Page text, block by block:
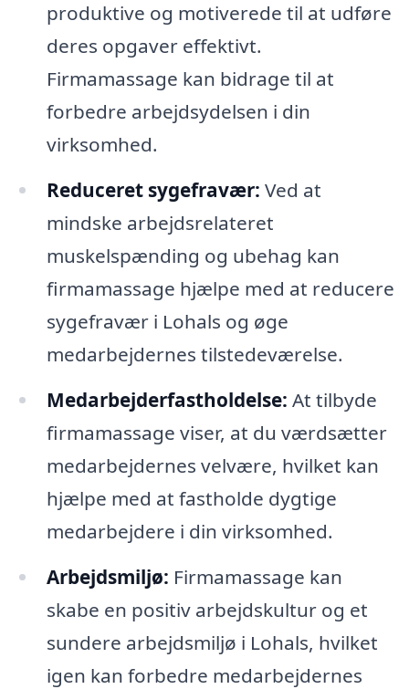
produktive og motiverede til at udføre
deres opgaver effektivt.
Firmamassage kan bidrage til at
forbedre arbejdsydelsen i din
virksomhed.
Reduceret sygefravær: Ved at
mindske arbejdsrelateret
muskelspænding og ubehag kan
firmamassage hjælpe med at reducere
sygefravær i Lohals og øge
medarbejdernes tilstedeværelse.
Medarbejderfastholdelse: At tilbyde
firmamassage viser, at du værdsætter
medarbejdernes velvære, hvilket kan
hjælpe med at fastholde dygtige
medarbejdere i din virksomhed.
Arbejdsmiljø: Firmamassage kan
skabe en positiv arbejdskultur og et
sundere arbejdsmiljø i Lohals, hvilket
igen kan forbedre medarbejdernes